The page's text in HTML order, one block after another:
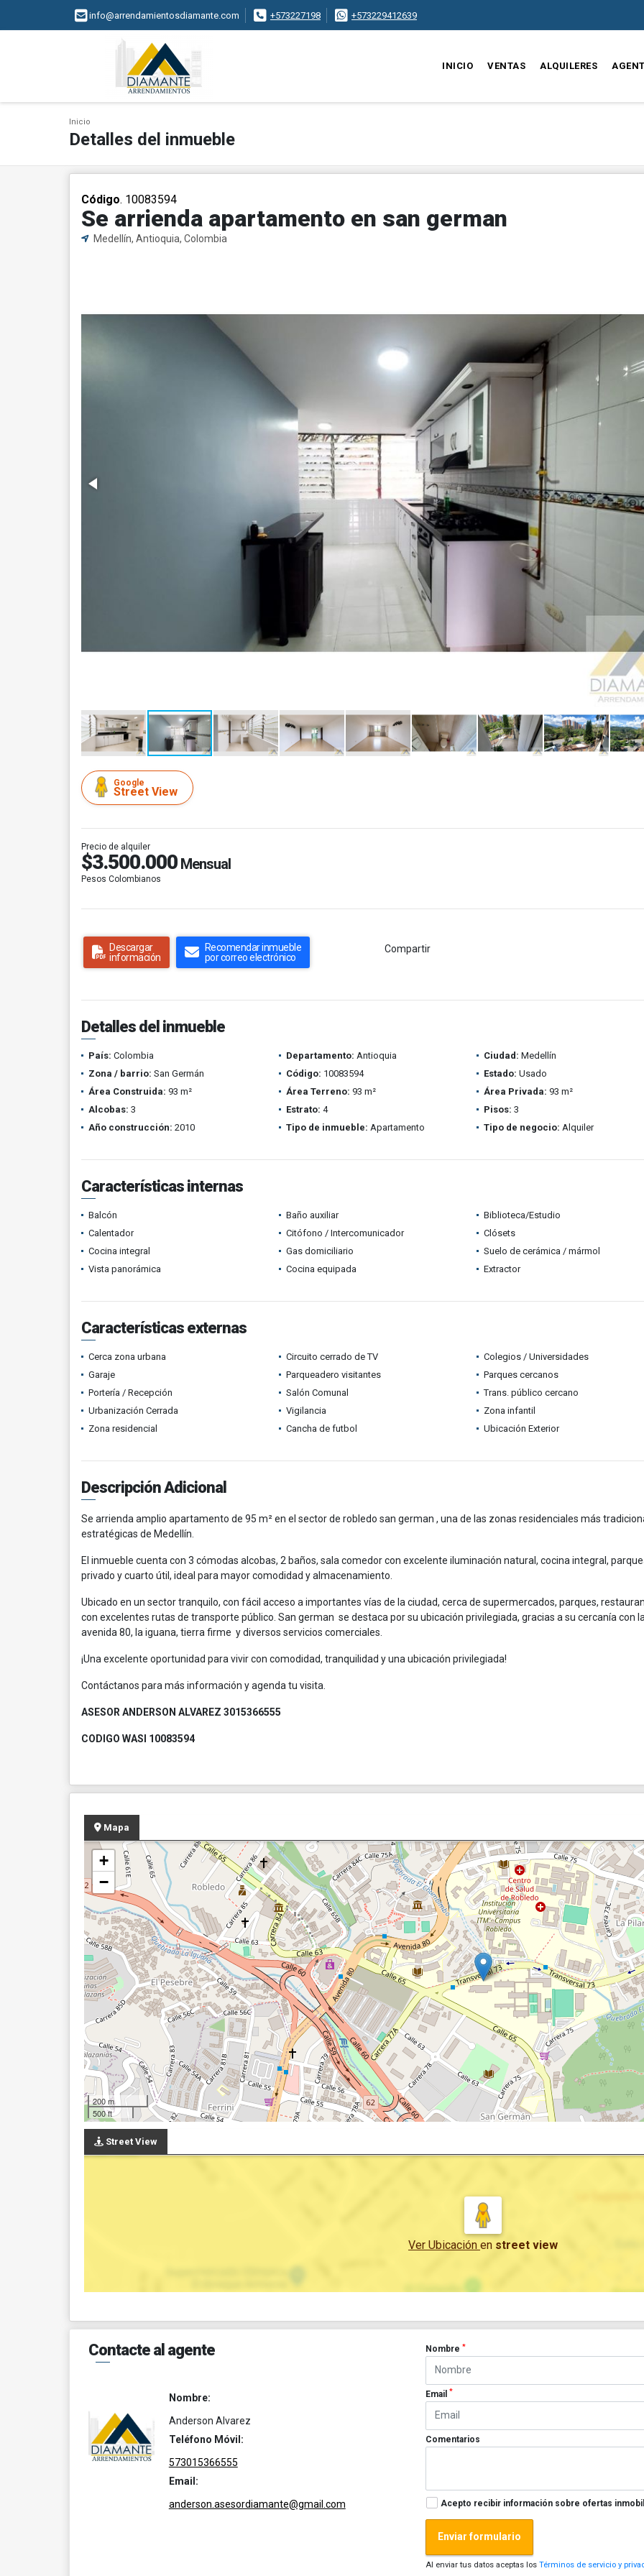
info@arrendamientosdiamante.com +573227198 +573229412639
INICIO VENTAS ALQUILERES
Inicio
Detalles del inmueble
Código. 10083594
Se arrienda apartamento en san german
Medellín, Antioquia, Colombia
Google
Street View
Precio de alquiler
$3.500.000 Mensual
Pesos Colombianos
Descargar
información
Recomendar inmueble
por correo electrónico
Compartir
Detalles del inmueble
País: Colombia Departamento: Antioquia Ciudad: Medellín
Zona / barrio: San Germán Código: 10083594 Estado: Usado
Área Construida: 93 m² Área Terreno: 93 m² Área Privada: 93 m²
Alcobas: 3 Estrato: 4 Pisos: 3
Año construcción: 2010 Tipo de inmueble: Apartamento Tipo de negocio: Alquiler
Características internas
Balcón Baño auxiliar
Biblioteca/Estudio
Calentador
Citófono / Intercomunicador
Clósets
Cocina integral
Gas domiciliario
Suelo de cerámica / mármol
Vista panorámica
Cocina equipada Extractor
Características externas
Cerca zona urbana Circuito cerrado de TV
Colegios / Universidades
Garaje
Parqueadero visitantes
Parques cercanos
Portería / Recepción
Salón Comunal
Trans. público cercano
Urbanización Cerrada
Vigilancia
Zona infantil
Zona residencial
Cancha de futbol Ubicación Exterior
Descripción Adicional
Se arrienda amplio apartamento de 95 m² en el sector de robledo san german , una de las zonas residenciales más
estratégicas de Medellín.
El inmueble cuenta con 3 cómodas alcobas, 2 baños, sala comedor con excelente iluminación natural, cocina integral,
privado y cuarto útil, ideal para mayor comodidad y almacenamiento.
Ubicado en un sector tranquilo, con fácil acceso a importantes vías de la ciudad, cerca de supermercados, parques,
con excelentes rutas de transporte público. San german se destaca por su ubicación privilegiada, gracias a su cercanía con
avenida 80, la iguana, tierra firme y diversos servicios comerciales.
¡Una excelente oportunidad para vivir con comodidad, tranquilidad y una ubicación privilegiada!
Contáctanos para más información y agenda tu visita.
ASESOR ANDERSON ALVAREZ 3015366555
CODIGO WASI 10083594
Mapa
+
−
200 m
500 ft
Street View
Ver Ubicación en street view
Contacte al agente
Nombre:
Anderson Alvarez
Teléfono Móvil:
573015366555
Email:
anderson.asesordiamante@gmail.com
Nombre*
Email*
Comentarios
Acepto recibir información sobre ofertas
Enviar formulario
Al enviar tus datos aceptas losTérminos de servicio y